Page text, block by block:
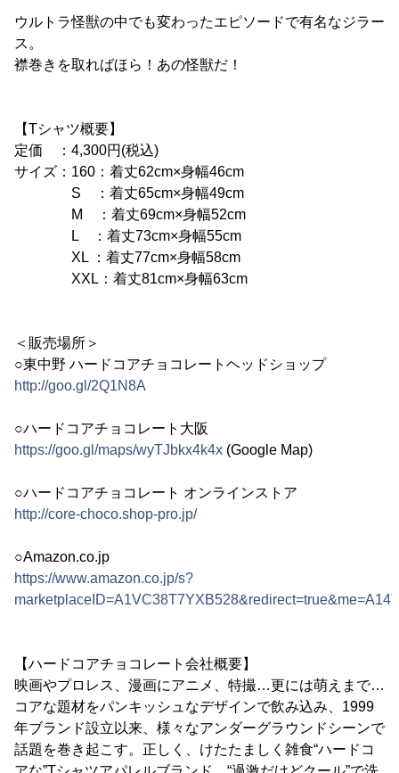
ウルトラ怪獣の中でも変わったエピソードで有名なジラー
ス。
襟巻きを取ればほら！あの怪獣だ！
【Tシャツ概要】
定価 ：4,300円(税込)
サイズ：160：着丈62cm×身幅46cm
S ：着丈65cm×身幅49cm
M ：着丈69cm×身幅52cm
L ：着丈73cm×身幅55cm
XL ：着丈77cm×身幅58cm
XXL：着丈81cm×身幅63cm
＜販売場所＞
○東中野 ハードコアチョコレートヘッドショップ
http://goo.gl/2Q1N8A
○ハードコアチョコレート大阪
https://goo.gl/maps/wyTJbkx4k4x (Google Map)
○ハードコアチョコレート オンラインストア
http://core-choco.shop-pro.jp/
○Amazon.co.jp
https://www.amazon.co.jp/s?
【ハードコアチョコレート会社概要】
映画やプロレス、漫画にアニメ、特撮…更には萌えまで…
コアな題材をパンキッシュなデザインで飲み込み、1999
年ブランド設立以来、様々なアンダーグラウンドシーンで
話題を巻き起こす。正しく、けたたましく雑食“ハードコ